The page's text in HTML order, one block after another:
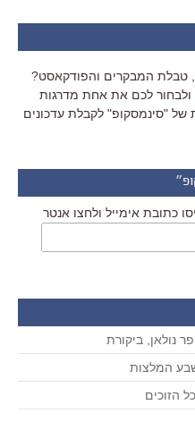
טבלת המבקרים והפודקאסט?
ולבחור לכם את אחת מדרגות
של "סינמסקופ" לקבלת עדכונים
כתובת אימייל ולחצו אנטר
נולאן, ביקורת